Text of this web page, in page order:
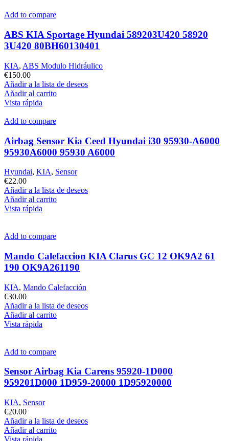
Add to compare
ABS KIA Sportage Hyundai 589203U420 58920
3U420 80BH60130401
KIA, ABS Modulo Hidráulico
€150.00
Añadir a la lista de deseos
Añadir al carrito
Vista rápida
Add to compare
Airbag Sensor Kia Ceed Hyundai i30 95930-A6000
95930A6000 95930 A6000
Hyundai, KIA, Sensor
€22.00
Añadir a la lista de deseos
Añadir al carrito
Vista rápida
Add to compare
Mando Calefaccion KIA Clarus GC 12 OK9A2 61
190 OK9A261190
KIA, Mando Calefacción
€30.00
Añadir a la lista de deseos
Añadir al carrito
Vista rápida
Add to compare
Sensor Airbag Kia Carens 95920-1D000
959201D000 1D959-20000 1D95920000
KIA, Sensor
€20.00
Añadir a la lista de deseos
Añadir al carrito
Vista rápida